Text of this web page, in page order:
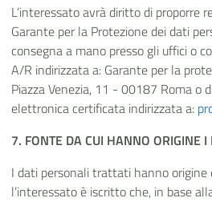
L’interessato avrà diritto di proporre
Garante per la Protezione dei dati
consegna a mano presso gli uffici o
A/R indirizzata a: Garante per la
Piazza Venezia, 11 - 00187 Roma o
elettronica certificata indirizzata a:
7. FONTE DA CUI HANNO ORIGINE I
I dati personali trattati hanno origine
l’interessato è iscritto che, in base